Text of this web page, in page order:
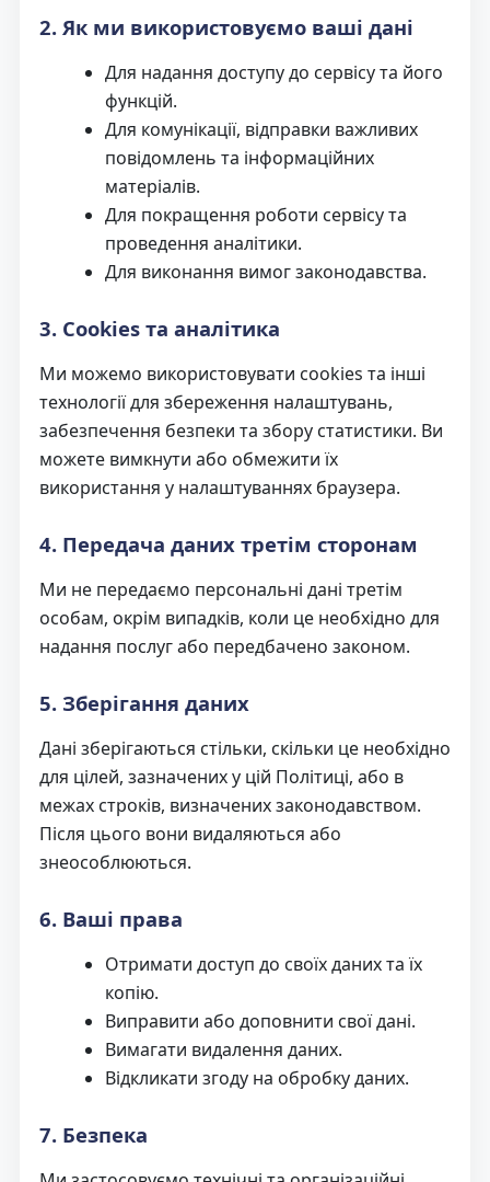
2. Як ми використовуємо ваші дані
Для надання доступу до сервісу та його
функцій.
Для комунікації, відправки важливих
повідомлень та інформаційних
матеріалів.
Для покращення роботи сервісу та
проведення аналітики.
Для виконання вимог законодавства.
3. Cookies та аналітика
Ми можемо використовувати cookies та інші
технології для збереження налаштувань,
забезпечення безпеки та збору статистики. Ви
можете вимкнути або обмежити їх
використання у налаштуваннях браузера.
4. Передача даних третім сторонам
Ми не передаємо персональні дані третім
особам, окрім випадків, коли це необхідно для
надання послуг або передбачено законом.
5. Зберігання даних
Дані зберігаються стільки, скільки це необхідно
для цілей, зазначених у цій Політиці, або в
межах строків, визначених законодавством.
Після цього вони видаляються або
знеособлюються.
6. Ваші права
Отримати доступ до своїх даних та їх
копію.
Виправити або доповнити свої дані.
Вимагати видалення даних.
Відкликати згоду на обробку даних.
7. Безпека